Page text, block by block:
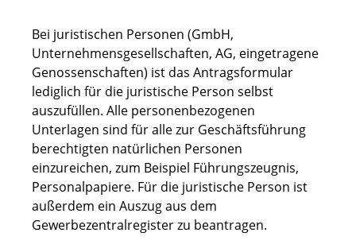
Bei juristischen Personen (GmbH,
Unternehmensgesellschaften, AG, eingetragene
Genossenschaften) ist das Antragsformular
lediglich für die juristische Person selbst
auszufüllen. Alle personenbezogenen
Unterlagen sind für alle zur Geschäftsführung
berechtigten natürlichen Personen
einzureichen, zum Beispiel Führungszeugnis,
Personalpapiere. Für die juristische Person ist
außerdem ein Auszug aus dem
Gewerbezentralregister zu beantragen.